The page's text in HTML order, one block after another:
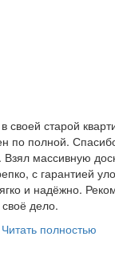
своей старой
по полной.
Взял массивную
с гарантией
и надёжно.
дело.
Читать полностью